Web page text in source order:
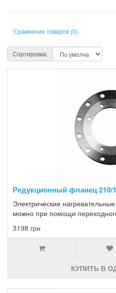
Сравнение товаров (0)
Сортировка:
Редукционный фланец 210/
Электрические
можно при помощи
3198 грн
КУПИТЬ В